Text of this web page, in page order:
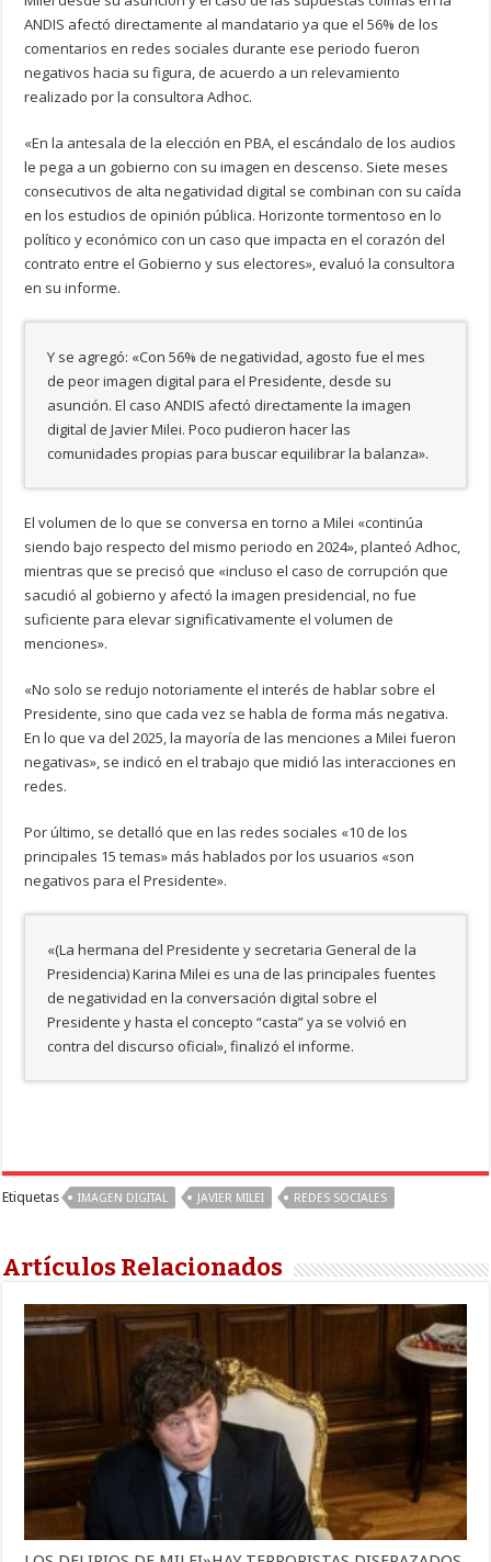
ANDIS afectó directamente al mandatario ya que el 56% de los
comentarios en redes sociales durante ese periodo fueron
negativos hacia su figura, de acuerdo a un relevamiento
realizado por la consultora Adhoc.
«En la antesala de la elección en PBA, el escándalo de los audios
le pega a un gobierno con su imagen en descenso. Siete meses
consecutivos de alta negatividad digital se combinan con su caída
en los estudios de opinión pública. Horizonte tormentoso en lo
político y económico con un caso que impacta en el corazón del
contrato entre el Gobierno y sus electores», evaluó la consultora
en su informe.
Y se agregó: «Con 56% de negatividad, agosto fue el mes
de peor imagen digital para el Presidente, desde su
asunción. El caso ANDIS afectó directamente la imagen
digital de Javier Milei. Poco pudieron hacer las
comunidades propias para buscar equilibrar la balanza».
El volumen de lo que se conversa en torno a Milei «continúa
siendo bajo respecto del mismo periodo en 2024», planteó Adhoc,
mientras que se precisó que «incluso el caso de corrupción que
sacudió al gobierno y afectó la imagen presidencial, no fue
suficiente para elevar significativamente el volumen de
menciones».
«No solo se redujo notoriamente el interés de hablar sobre el
Presidente, sino que cada vez se habla de forma más negativa.
En lo que va del 2025, la mayoría de las menciones a Milei fueron
negativas», se indicó en el trabajo que midió las interacciones en
redes.
Por último, se detalló que en las redes sociales «10 de los
principales 15 temas» más hablados por los usuarios «son
negativos para el Presidente».
«(La hermana del Presidente y secretaria General de la
Presidencia) Karina Milei es una de las principales fuentes
de negatividad en la conversación digital sobre el
Presidente y hasta el concepto “casta” ya se volvió en
contra del discurso oficial», finalizó el informe.
Etiquetas IMAGEN DIGITAL JAVIER MILEI REDES SOCIALES
Artículos Relacionados